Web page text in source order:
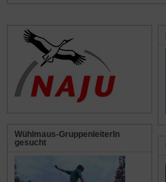
Wühlmaus-GruppenleiterIn
gesucht